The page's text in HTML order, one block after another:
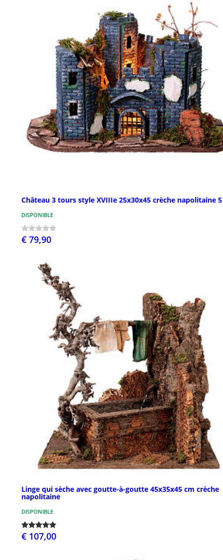
Château 3 tours style XVIIIe 25x30x45 crèche napolitaine
DISPONIBLE
€ 79,90
Linge qui sèche avec goutte-à-goutte 45x35x45 cm crèche
napolitaine
DISPONIBLE
€ 107,00